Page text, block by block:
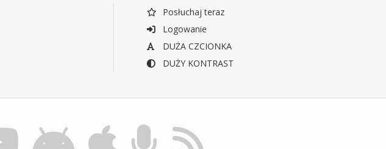
Posłuchaj teraz
Logowanie
DUŻA CZCIONKA
DUŻY KONTRAST